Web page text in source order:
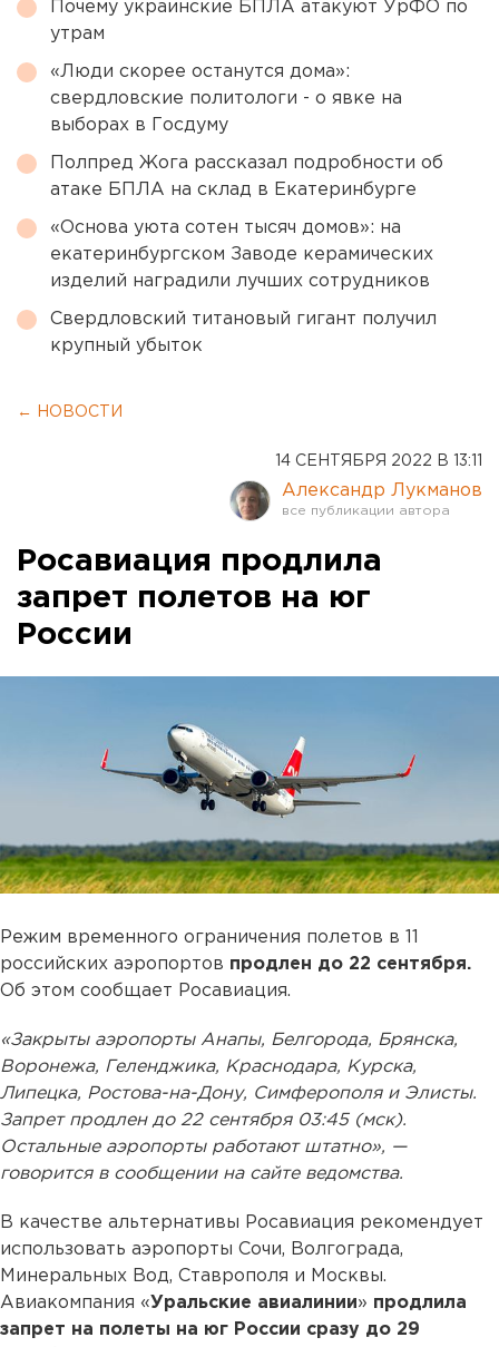
Почему украинские БПЛА атакуют УрФО по
утрам
«Люди скорее останутся дома»:
свердловские политологи - о явке на
выборах в Госдуму
Полпред Жога рассказал подробности об
атаке БПЛА на склад в Екатеринбурге
«Основа уюта сотен тысяч домов»: на
екатеринбургском Заводе керамических
изделий наградили лучших сотрудников
Свердловский титановый гигант получил
крупный убыток
← НОВОСТИ
14 СЕНТЯБРЯ 2022 В 13:11
Александр Лукманов
Росавиация продлила
запрет полетов на юг
России
Режим временного ограничения полетов в 11
российских аэропортов продлен до 22 сентября.
Об этом сообщает Росавиация.
«Закрыты аэропорты Анапы, Белгорода, Брянска,
Воронежа, Геленджика, Краснодара, Курска,
Липецка, Ростова-на-Дону, Симферополя и Элисты.
Запрет продлен до 22 сентября 03:45 (мск).
Остальные аэропорты работают штатно», —
говорится в сообщении на сайте ведомства.
В качестве альтернативы Росавиация рекомендует
использовать аэропорты Сочи, Волгограда,
Минеральных Вод, Ставрополя и Москвы.
Авиакомпания «Уральские авиалинии» продлила
запрет на полеты на юг России сразу до 29